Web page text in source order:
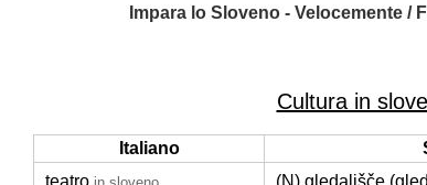
Impara lo Sloveno - Velocemente /
Cultura in
Italiano
teatro
(N) gledališče